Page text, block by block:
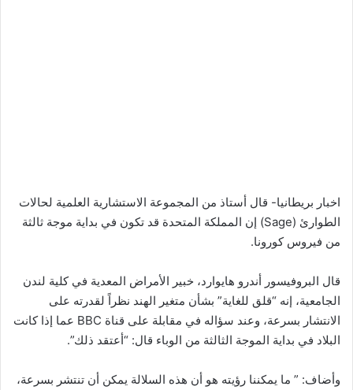
اخبار بريطانيا- قال أستاذ من المجموعة الاستشارية العلمية لحالات
الطوارئ (Sage) إن المملكة المتحدة قد تكون في بداية موجة ثالثة
من فيروس كورونا.
قال البروفيسور أندرو هايوارد، خبير الأمراض المعدية في كلية لندن
الجامعية، إنه “قلق للغاية” بشأن متغير الهند نظراً لقدرته على
الانتشار بسرعة، وعند سؤاله في مقابلة على قناة BBC عما إذا كانت
البلاد في بداية الموجة الثالثة من الوباء قال: “أعتقد ذلك”.
وأضاف: ” ما يمكننا رؤيته هو أن هذه السلالة يمكن أن تنتشر بسرعة،